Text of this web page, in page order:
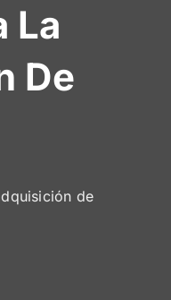
La
De
de